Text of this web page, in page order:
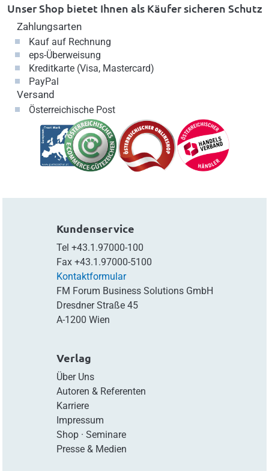
Unser Shop bietet Ihnen als Käufer sicheren Schutz
Zahlungsarten
Kauf auf Rechnung
eps-Überweisung
Kreditkarte (Visa, Mastercard)
PayPal
Versand
Österreichische Post
Kundenservice
Tel +43.1.97000-100
Fax +43.1.97000-5100
Kontaktformular
FM Forum Business Solutions GmbH
Dresdner Straße 45
A-1200 Wien
Verlag
Über Uns
Autoren & Referenten
Karriere
Impressum
Shop· Seminare
Presse & Medien